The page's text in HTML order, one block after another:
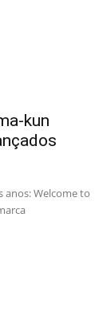
kun
anos: Welcome to